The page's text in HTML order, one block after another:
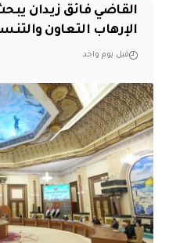
القاضي فائق زيدان
الإرهاب التعاون
قبل يوم واحد